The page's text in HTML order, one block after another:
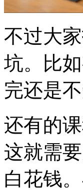
不过大
坑。比
完还是
还有的
这就需
白花钱